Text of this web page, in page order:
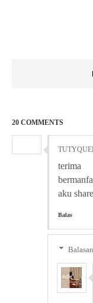
20 COMMENTS
terima
aku
Balas
Balasan